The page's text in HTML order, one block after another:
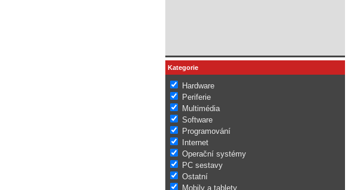
Kategorie
Hardware
Periferie
Multimédia
Software
Programování
Internet
Operační systémy
PC sestavy
Ostatní
Mobily a tablety